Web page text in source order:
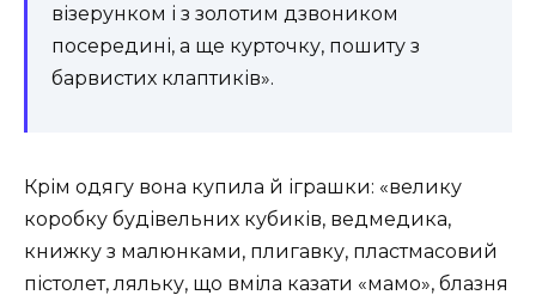
візерунком і з золотим дзвоником
посередині, а ще курточку, пошиту з
барвистих клаптиків».
Крім одягу вона купила й іграшки: «велику
коробку будівельних кубиків, ведмедика,
книжку з малюнками, плигавку, пластмасовий
пістолет, ляльку, що вміла казати «мамо», блазня